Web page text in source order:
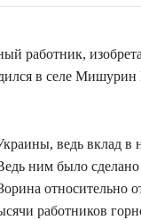
работник,
в селе Мишурин
ведь вклад в
ним было
относительно
работников